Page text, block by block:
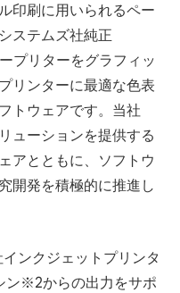
印刷に用いられるペー
ステムズ社純正
プリターをグラフィッ
リンターに最適な色表
トウェアです。当社
ューションを提供する
アとともに、ソフトウ
開発を積極的に推進し
ンクジェットプリンタ
ン※2からの出力をサポ